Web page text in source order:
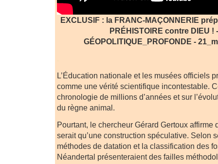
EXCLUSIF : la FRANC-MAÇONNERIE
PRÉHISTOIRE contre DIEU !
GÉOPOLITIQUE_PROFONDE -
L’Éducation nationale et les musées officiels
comme une vérité scientifique incontestable.
chronologie de millions d’années et sur
du règne animal.
Pourtant, le chercheur Gérard Gertoux affirme
serait qu’une construction spéculative. Selon
méthodes de datation et la classification des
Néandertal présenteraient des failles